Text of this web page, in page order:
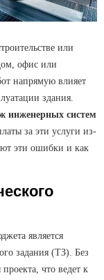
или
офис или
напрямую влияет
здания.
инженерных систем
за эти услуги из-
эти ошибки и как
является
задания (ТЗ). Без
что ведет к